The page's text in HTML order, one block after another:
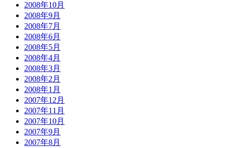
2008年10月
2008年9月
2008年7月
2008年6月
2008年5月
2008年4月
2008年3月
2008年2月
2008年1月
2007年12月
2007年11月
2007年10月
2007年9月
2007年8月